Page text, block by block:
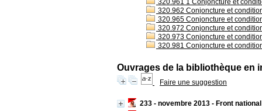
320.961 1 Conjoncture et
320.962 Conjoncture et
320.965 Conjoncture et
320.972 Conjoncture et
320.973 Conjoncture et
320.981 Conjoncture et
Ouvrages de la bibliothèque en
Faire une suggestion
233 - novembre 2013 - Front